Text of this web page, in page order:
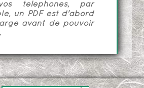
téléphones, par
un PDF est d'abord
avant de pouvoir